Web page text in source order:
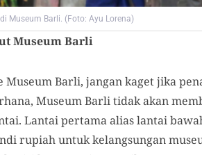
Museum Barli. (Foto: Ayu Lorena)
Museum Barli
Museum Barli, jangan kaget jika
Museum Barli tidak akan
Lantai pertama alias lantai
rupiah untuk kelangsungan